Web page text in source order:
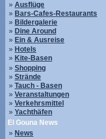
» Ausflüge
» Bars-Cafes-Restaurants
» Bildergalerie
» Dine Around
» Ein & Ausreise
» Hotels
» Kite-Basen
» Shopping
» Strände
» Tauch - Basen
» Veranstaltungen
» Verkehrsmittel
» Yachthäfen
El Gouna News
» News